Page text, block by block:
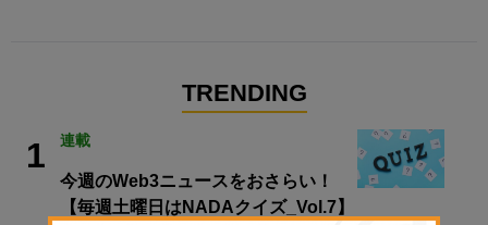
TRENDING
1 連載
今週のWeb3ニュースをおさらい！
【毎週土曜日はNADAクイズ_Vol.7】